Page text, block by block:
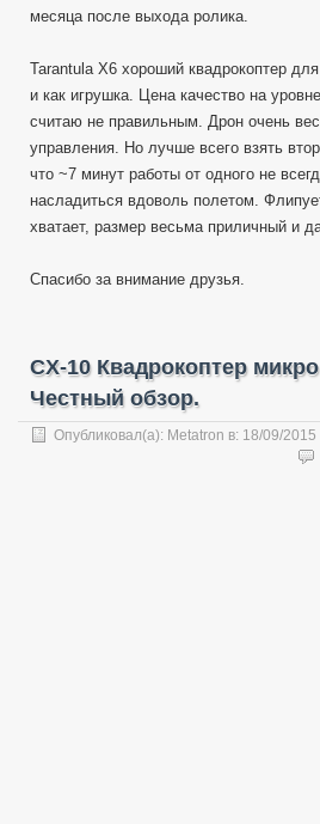
месяца после выхода ролика.
Tarantula X6 хороший квадрокоптер
и как игрушка. Цена качество на
считаю не правильным. Дрон очень
управления. Но лучше всего взять
что ~7 минут работы от одного не
насладиться вдоволь полетом.
хватает, размер весьма приличный и
Спасибо за внимание друзья.
CX-10 Квадрокоптер
Честный обзор.
Опубликовал(а): Metatron в: 18/09/2015